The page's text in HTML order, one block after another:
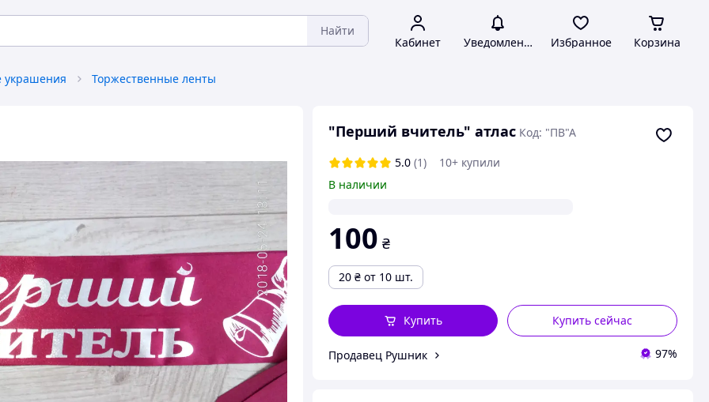
Найти
Кабинет Уведомления Избранное Корзина
украшения Торжественные ленты
"Перший вчитель" атлас Код: "ПВ"А
5.0 (1)
10+ купили
В наличии
100 ₴
20 ₴ от 10 шт.
Купить сейчас
Купить
Продавец Рушник 97%